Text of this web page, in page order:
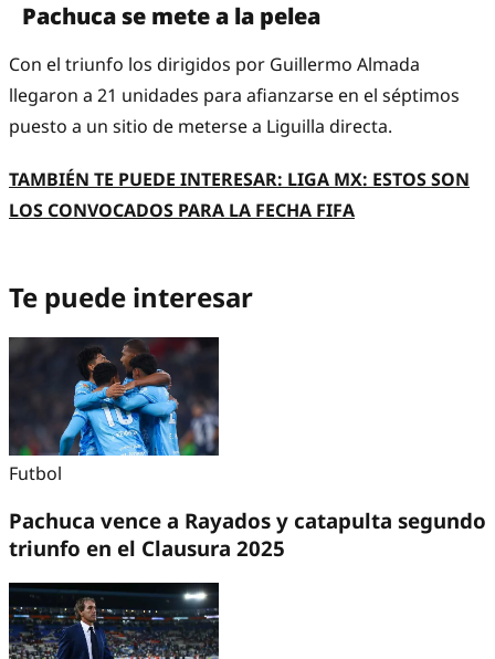
Pachuca se mete a la pelea
Con el triunfo los dirigidos por Guillermo Almada
llegaron a 21 unidades para afianzarse en el séptimos
puesto a un sitio de meterse a Liguilla directa.
TAMBIÉN TE PUEDE INTERESAR: LIGA MX: ESTOS SON
LOS CONVOCADOS PARA LA FECHA FIFA
Te puede interesar
Futbol
Pachuca vence a Rayados y catapulta segundo
triunfo en el Clausura 2025